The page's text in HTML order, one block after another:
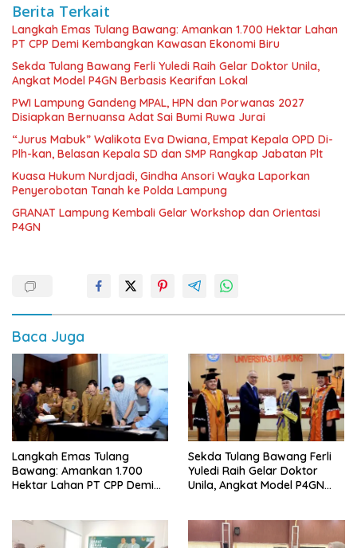
Berita Terkait
Langkah Emas Tulang Bawang: Amankan 1.700 Hektar Lahan
PT CPP Demi Kembangkan Kawasan Ekonomi Biru
Sekda Tulang Bawang Ferli Yuledi Raih Gelar Doktor Unila,
Angkat Model P4GN Berbasis Kearifan Lokal
PWI Lampung Gandeng MPAL, HPN dan Porwanas 2027
Disiapkan Bernuansa Adat Sai Bumi Ruwa Jurai
“Jurus Mabuk” Walikota Eva Dwiana, Empat Kepala OPD Di-
Plh-kan, Belasan Kepala SD dan SMP Rangkap Jabatan Plt
Kuasa Hukum Nurdjadi, Gindha Ansori Wayka Laporkan
Penyerobotan Tanah ke Polda Lampung
GRANAT Lampung Kembali Gelar Workshop dan Orientasi
P4GN
Baca Juga
Langkah Emas Tulang
Bawang: Amankan 1.700
Hektar Lahan PT CPP Demi
Sekda Tulang Bawang Ferli
Yuledi Raih Gelar Doktor
Unila, Angkat Model P4GN